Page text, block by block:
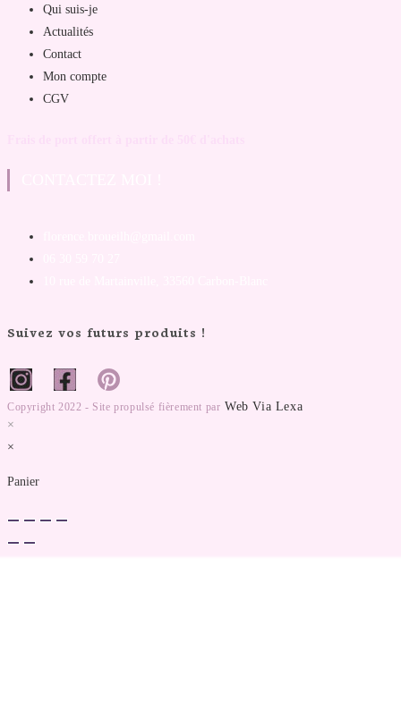
Qui suis-je
Actualités
Contact
Mon compte
CGV
Suivez vos futurs produits !
Copyright 2022 - Site propulsé fièrement par Web Via Lexa
×
×
Panier